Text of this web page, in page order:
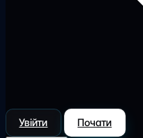
Увійти Почати